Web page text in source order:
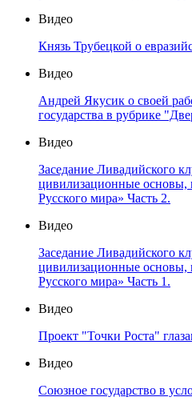
Видео
Князь Трубецкой о
Видео
Андрей Якусик о своей
государства в рубрике
Видео
Заседание Ливадийского
цивилизационные основы,
Русского мира» Часть 2.
Видео
Заседание Ливадийского
цивилизационные основы,
Русского мира» Часть 1.
Видео
Проект "Точки Роста"
Видео
Союзное государство в